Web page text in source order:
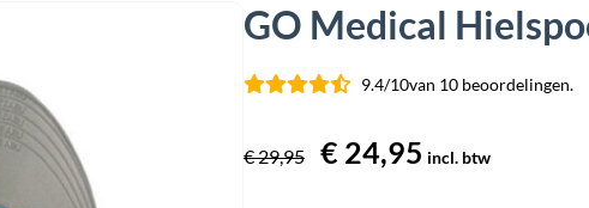
GO Medical
9.4/10van 10 beoordelingen.
€29,95
Oorspronkelijke
€ 24,95 Huidige
incl. btw